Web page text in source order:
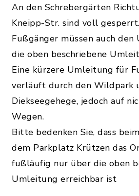
An den Schrebergärten
Kneipp-Str. sind voll gesperrt.
Fußgänger müssen auch
die oben beschriebene
Eine kürzere Umleitung für
verläuft durch den Wildpark
Diekseegehege, jedoch auf
Wegen.
Bitte bedenken Sie, dass
dem Parkplatz Krützen das
fußläufig nur über die oben
Umleitung erreichbar ist